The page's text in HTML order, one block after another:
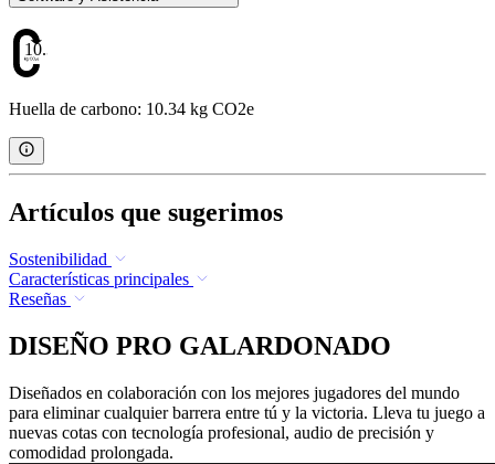
10.34
Huella de carbono: 10.34 kg CO2e
Artículos que sugerimos
Sostenibilidad
Características principales
Reseñas
DISEÑO PRO GALARDONADO
Diseñados en colaboración con los mejores jugadores del mundo
para eliminar cualquier barrera entre tú y la victoria. Lleva tu juego a
nuevas cotas con tecnología profesional, audio de precisión y
comodidad prolongada.